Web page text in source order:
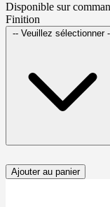
Disponible sur
Finition
-- Veuillez sélectionner
Ajouter au panier